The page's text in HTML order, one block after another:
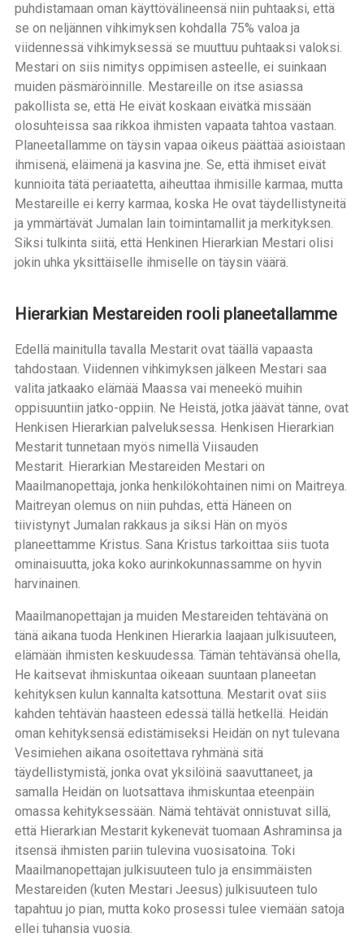
puhdistamaan oman käyttövälineensä niin puhtaaksi, että
se on neljännen vihkimyksen kohdalla 75% valoa ja
viidennessä vihkimyksessä se muuttuu puhtaaksi valoksi.
Mestari on siis nimitys oppimisen asteelle, ei suinkaan
muiden päsmäröinnille. Mestareille on itse asiassa
pakollista se, että He eivät koskaan eivätkä missään
olosuhteissa saa rikkoa ihmisten vapaata tahtoa vastaan.
Planeetallamme on täysin vapaa oikeus päättää asioistaan
ihmisenä, eläimenä ja kasvina jne. Se, että ihmiset eivät
kunnioita tätä periaatetta, aiheuttaa ihmisille karmaa, mutta
Mestareille ei kerry karmaa, koska He ovat täydellistyneitä
ja ymmärtävät Jumalan lain toimintamallit ja merkityksen.
Siksi tulkinta siitä, että Henkinen Hierarkian Mestari olisi
jokin uhka yksittäiselle ihmiselle on täysin väärä.
Hierarkian Mestareiden rooli planeetallamme
Edellä mainitulla tavalla Mestarit ovat täällä vapaasta
tahdostaan. Viidennen vihkimyksen jälkeen Mestari saa
valita jatkaako elämää Maassa vai meneekö muihin
oppisuuntiin jatko-oppiin. Ne Heistä, jotka jäävät tänne, ovat
Henkisen Hierarkian palveluksessa. Henkisen Hierarkian
Mestarit tunnetaan myös nimellä Viisauden
Mestarit. Hierarkian Mestareiden Mestari on
Maailmanopettaja, jonka henkilökohtainen nimi on Maitreya.
Maitreyan olemus on niin puhdas, että Häneen on
tiivistynyt Jumalan rakkaus ja siksi Hän on myös
planeettamme Kristus. Sana Kristus tarkoittaa siis tuota
ominaisuutta, joka koko aurinkokunnassamme on hyvin
harvinainen.
Maailmanopettajan ja muiden Mestareiden tehtävänä on
tänä aikana tuoda Henkinen Hierarkia laajaan julkisuuteen,
elämään ihmisten keskuudessa. Tämän tehtävänsä ohella,
He kaitsevat ihmiskuntaa oikeaan suuntaan planeetan
kehityksen kulun kannalta katsottuna. Mestarit ovat siis
kahden tehtävän haasteen edessä tällä hetkellä. Heidän
oman kehityksensä edistämiseksi Heidän on nyt tulevana
Vesimiehen aikana osoitettava ryhmänä sitä
täydellistymistä, jonka ovat yksilöinä saavuttaneet, ja
samalla Heidän on luotsattava ihmiskuntaa eteenpäin
omassa kehityksessään. Nämä tehtävät onnistuvat sillä,
että Hierarkian Mestarit kykenevät tuomaan Ashraminsa ja
itsensä ihmisten pariin tulevina vuosisatoina. Toki
Maailmanopettajan julkisuuteen tulo ja ensimmäisten
Mestareiden (kuten Mestari Jeesus) julkisuuteen tulo
tapahtuu jo pian, mutta koko prosessi tulee viemään satoja
ellei tuhansia vuosia.